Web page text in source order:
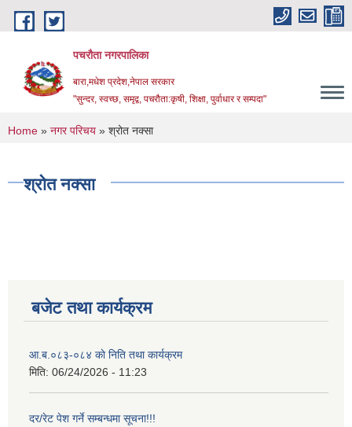
Skip to main content
पचरौता नगरपालिका
बारा,मधेश प्रदेश,नेपाल सरकार
"सुन्दर, स्वच्छ, समृद्व, पचरौता:कृषी, शिक्षा, पुर्वाधार र सम्पदा"
You are here
Home » नगर परिचय » श्रोत नक्सा
श्रोत नक्सा
बजेट तथा कार्यक्रम
आ.ब.०८३-०८४ काे निति तथा कार्यक्रम
मिति: 06/24/2026 - 11:23
दर/रेट पेश गर्ने सम्बन्धमा सूचना!!!